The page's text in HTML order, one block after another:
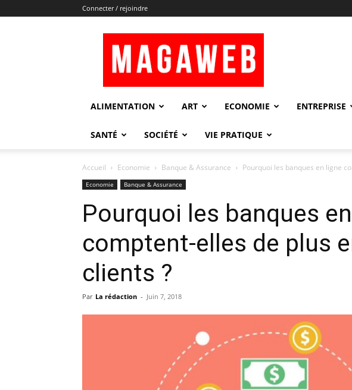
Connecter / rejoindre
ALIMENTATION ART ECONOMIE ENTREPRISE
SANTÉ SOCIÉTÉ VIE PRATIQUE
Accueil Economie Banque & Assurance Pourquoi les banques en ligne
Economie Banque & Assurance
Pourquoi les banques
comptent-elles de plus
clients ?
Par La rédaction - Juin 7, 2018